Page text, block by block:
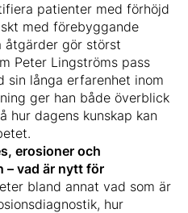
patienter med förhöjd
med förebyggande
åtgärder gör störst
Peter Lingströms pass
sin långa erfarenhet inom
ger han både överblick
hur dagens kunskap kan
erosioner och
– vad är nytt för
bland annat vad som är
hur